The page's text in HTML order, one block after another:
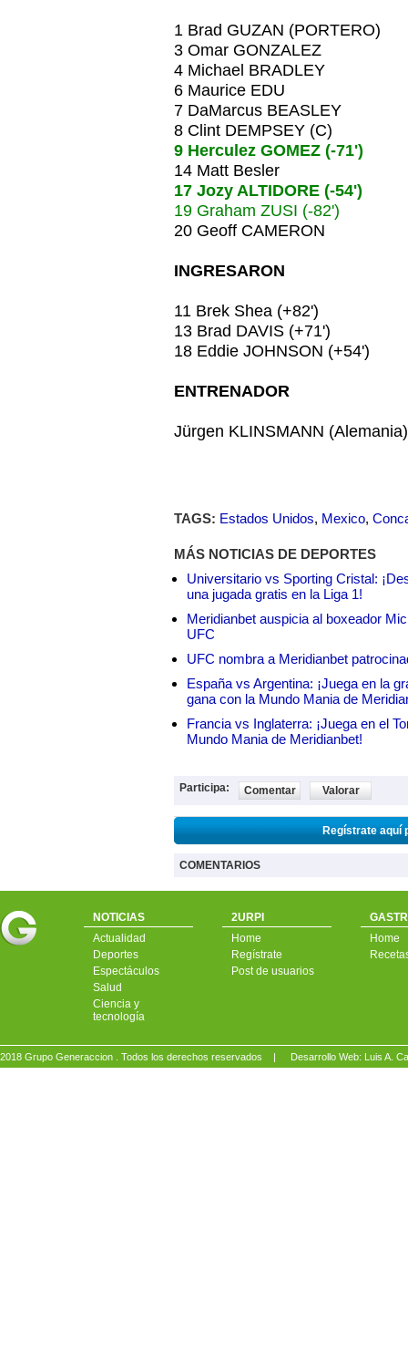
1 Brad GUZAN (PORTERO)
3 Omar GONZALEZ
4 Michael BRADLEY
6 Maurice EDU
7 DaMarcus BEASLEY
8 Clint DEMPSEY (C)
9 Herculez GOMEZ (-71')
14 Matt Besler
17 Jozy ALTIDORE (-54')
19 Graham ZUSI (-82')
20 Geoff CAMERON
INGRESARON
11 Brek Shea (+82')
13 Brad DAVIS (+71')
18 Eddie JOHNSON (+54')
ENTRENADOR
Jürgen KLINSMANN (Alemania)
TAGS: Estados Unidos, Mexico,
MÁS NOTICIAS DE DEPORTES
Universitario vs Sporting Cristal:
una jugada gratis en la Liga 1!
Meridianbet auspicia al boxeador
UFC
UFC nombra a Meridianbet
España vs Argentina: ¡Juega en la
gana con la Mundo Mania de
Francia vs Inglaterra: ¡Juega en el
Mundo Mania de Meridianbet!
Participa: Comentar Valorar
Regístrate aquí
COMENTARIOS
NOTICIAS
Actualidad
Deportes
Espectáculos
Salud
Ciencia y
tecnología
2URPI
Home
Regístrate
Post de usuarios
Home
2018 Grupo Generaccion . Todos los derechos reservados | Desarrollo Web: Luis